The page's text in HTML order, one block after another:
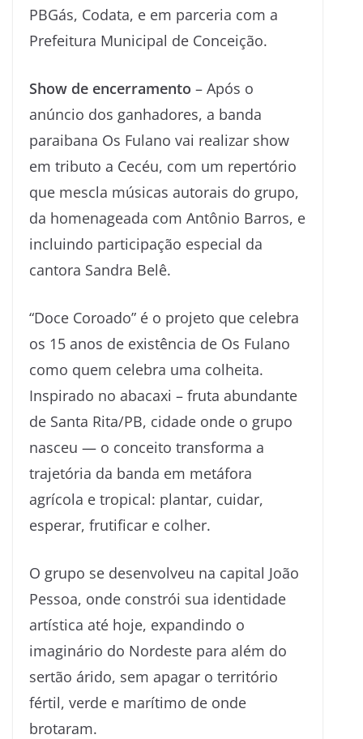
PBGás, Codata, e em parceria com a
Prefeitura Municipal de Conceição.
Show de encerramento – Após o
anúncio dos ganhadores, a banda
paraibana Os Fulano vai realizar show
em tributo a Cecéu, com um repertório
que mescla músicas autorais do grupo,
da homenageada com Antônio Barros, e
incluindo participação especial da
cantora Sandra Belê.
“Doce Coroado” é o projeto que celebra
os 15 anos de existência de Os Fulano
como quem celebra uma colheita.
Inspirado no abacaxi – fruta abundante
de Santa Rita/PB, cidade onde o grupo
nasceu — o conceito transforma a
trajetória da banda em metáfora
agrícola e tropical: plantar, cuidar,
esperar, frutificar e colher.
O grupo se desenvolveu na capital João
Pessoa, onde constrói sua identidade
artística até hoje, expandindo o
imaginário do Nordeste para além do
sertão árido, sem apagar o território
fértil, verde e marítimo de onde
brotaram.